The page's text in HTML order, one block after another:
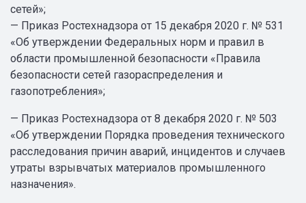
сетей»;
— Приказ Ростехнадзора от 15 декабря 2020 г. № 531
«Об утверждении Федеральных норм и правил в
области промышленной безопасности «Правила
безопасности сетей газораспределения и
газопотребления»;
— Приказ Ростехнадзора от 8 декабря 2020 г. № 503
«Об утверждении Порядка проведения технического
расследования причин аварий, инцидентов и случаев
утраты взрывчатых материалов промышленного
назначения».